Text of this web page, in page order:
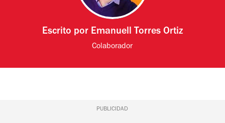
Escrito por Emanuell Torres Ortiz
Colaborador
PUBLICIDAD